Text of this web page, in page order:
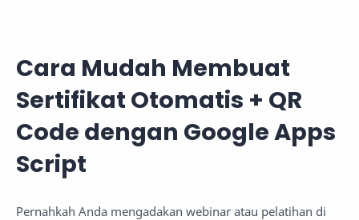
Cara Mudah Membuat
Sertifikat Otomatis + QR
Code dengan Google Apps
Script
Pernahkah Anda mengadakan webinar atau pelatihan di